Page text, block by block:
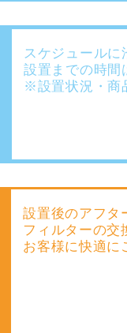
スケジュールに
設置までの時間
※設置状況・商
設置後のアフタ
フィルターの交
お客様に快適に